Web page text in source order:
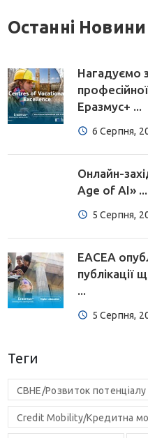
Останні Новини
Нагадуємо
Еразмус+ ...
6 Серпня,
Онлайн-
Age of AI» ...
5 Серпня,
EACEA
...
5 Серпня,
Теги
CBHE/Розвиток потенціалу
Credit Mobility/Кредитна